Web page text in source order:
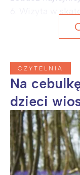
CZYTELNIA
Na
dzieci